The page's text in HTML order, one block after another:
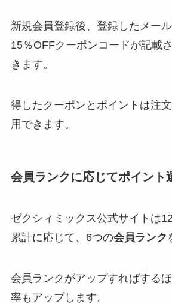
新規会員登録後、登録したメー
15％OFFクーポンコードが記載
きます。
得したクーポンとポイントは注
用できます。
会員ランクに応じてポイント
ゼクシィミックス公式サイトは
累計に応じて、6つの会員ランク
会員ランクがアップすればする
率もアップします。